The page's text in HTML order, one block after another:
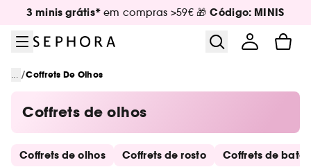
Ir para o menu
Ir para o conteúdo principal
Ir para o rodapé
3 minis grátis* em compras >59€ 🎁Código: MINIS
... /Coffrets De Olhos
Coffrets de olhos
Saltar os links rápidos
Coffrets de olhos Coffrets de rosto Coffrets de